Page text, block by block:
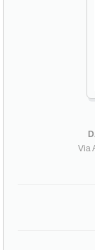
Via